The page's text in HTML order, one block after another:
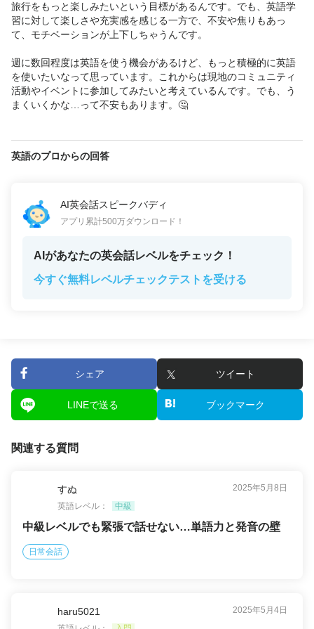
旅行をもっと楽しみたいという目標があるんです。でも、英語学
習に対して楽しさや充実感を感じる一方で、不安や焦りもあっ
て、モチベーションが上下しちゃうんです。
週に数回程度は英語を使う機会があるけど、もっと積極的に英語
を使いたいなって思っています。これからは現地のコミュニティ
活動やイベントに参加してみたいと考えているんです。でも、う
まくいくかな…って不安もあります。🤔
英語のプロからの回答
AI英会話スピークバディ
アプリ累計500万ダウンロード！
AIがあなたの英会話レベルをチェック！
今すぐ無料レベルチェックテストを受ける
シェア ツイート
LINEで送る ブックマーク
関連する質問
すぬ
2025年5月8日
英語レベル：
中級
中級レベルでも緊張で話せない…単語力と発音の壁
日常会話
haru5021
2025年5月4日